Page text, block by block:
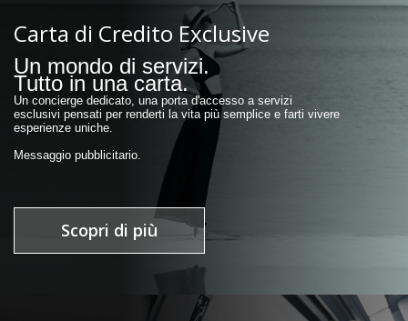
Carta di Credito Exclusive
Un mondo di servizi.
Tutto in una carta.
Un concierge dedicato, una porta d'accesso a servizi
esclusivi pensati per renderti la vita più semplice e farti vivere
esperienze uniche.
Messaggio pubblicitario.
Scopri di più